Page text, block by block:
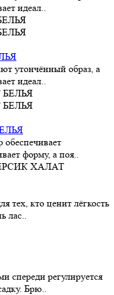
идеал..
утончённый образ, а
идеал..
обеспечивает
форму, а поя..
тех, кто ценит лёгкость
лас..
спереди регулируется
Брю..